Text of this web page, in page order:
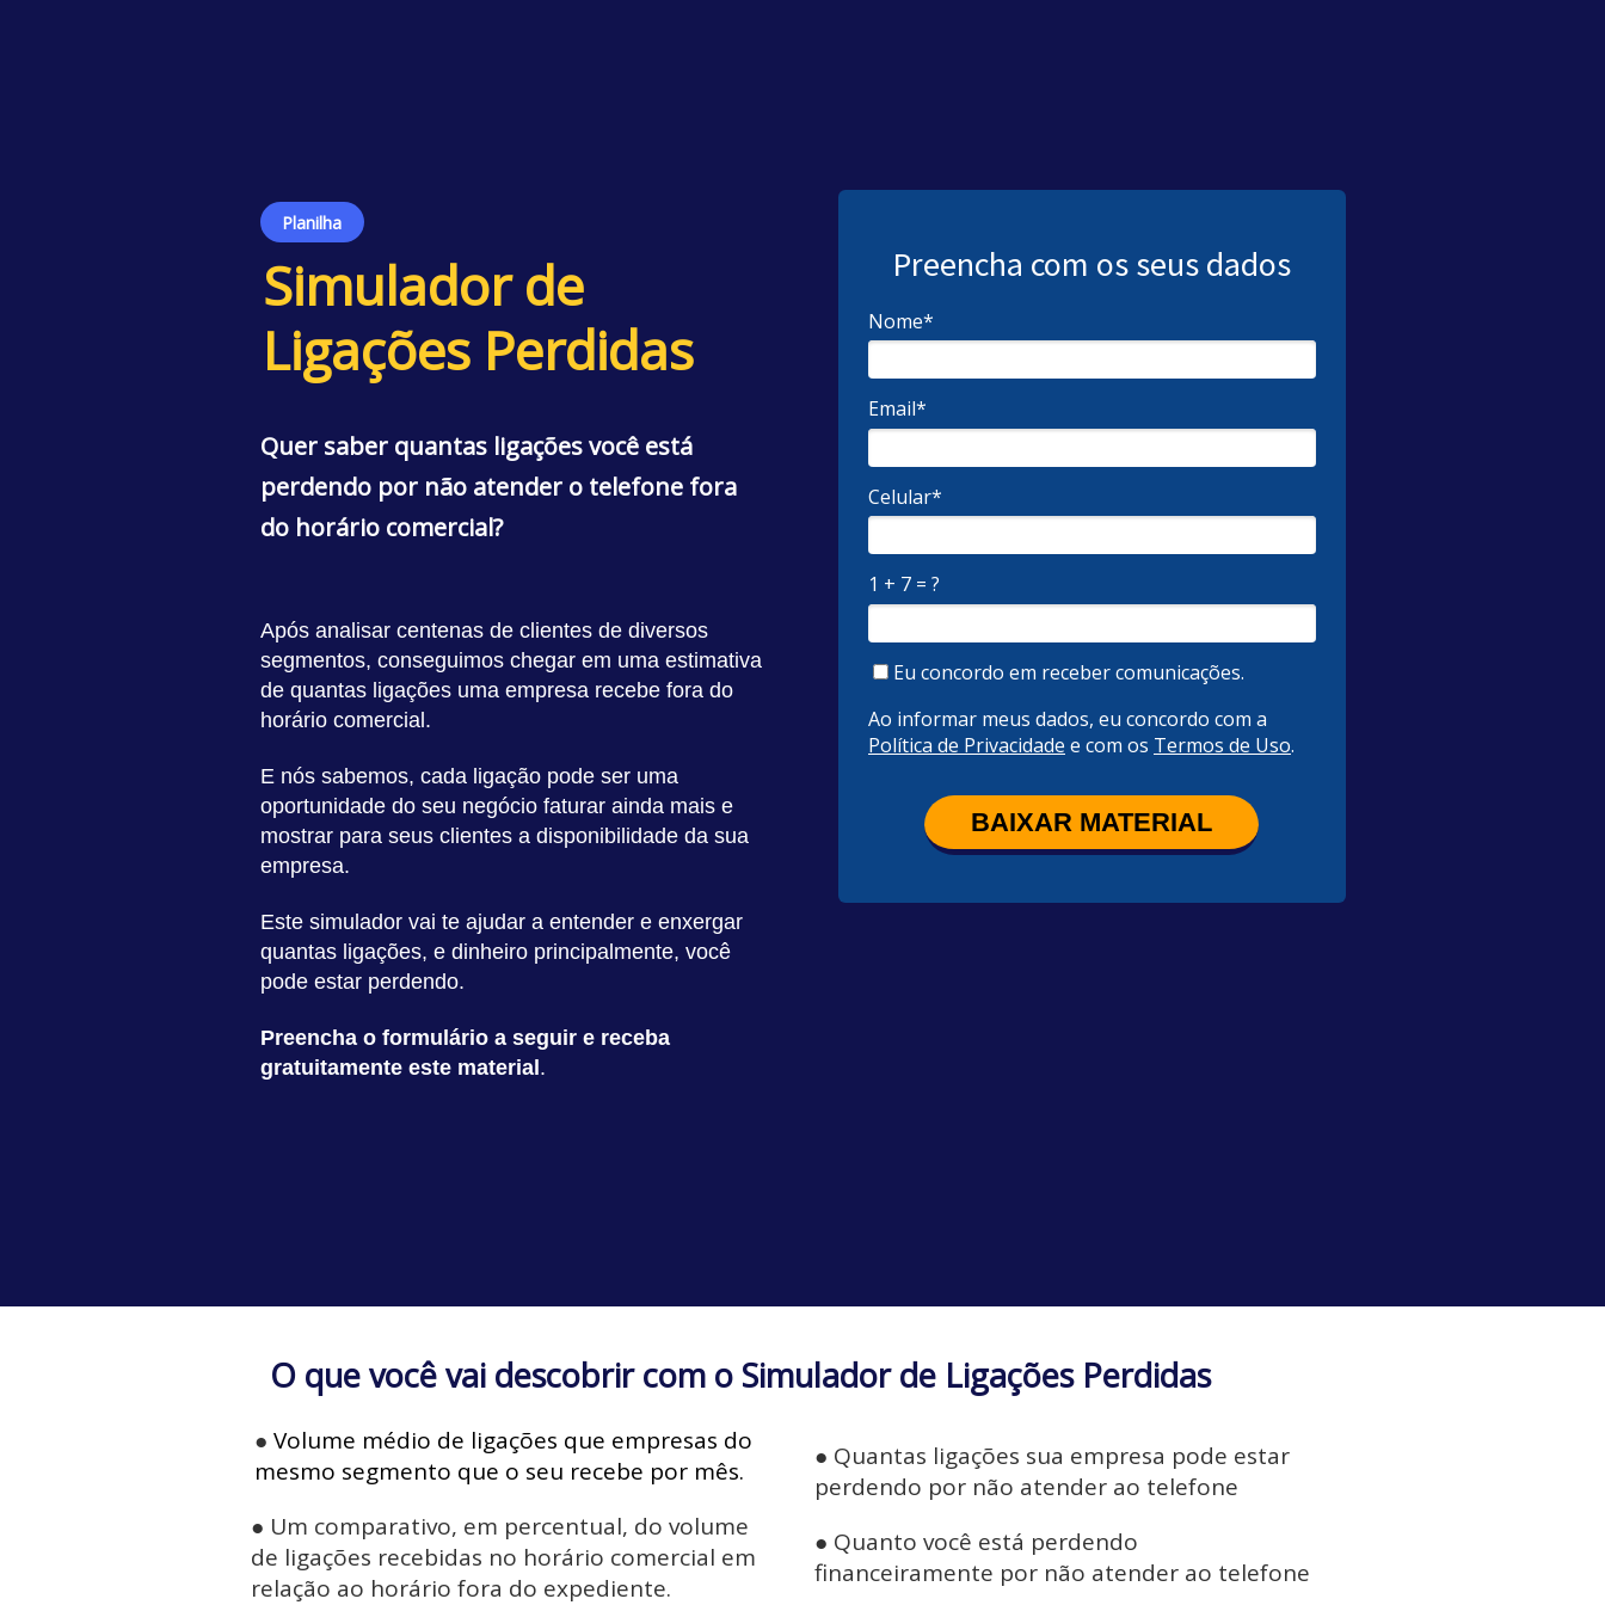
Planilha
Simulador de
Ligações Perdidas
Quer saber quantas ligações você está
perdendo por não atender o telefone fora
do horário comercial?
Após analisar centenas de clientes de diversos
segmentos, conseguimos chegar em uma estimativa
de quantas ligações uma empresa recebe fora do
horário comercial.
E nós sabemos, cada ligação pode ser uma
oportunidade do seu negócio faturar ainda mais e
mostrar para seus clientes a disponibilidade da sua
empresa.
Este simulador vai te ajudar a entender e enxergar
quantas ligações, e dinheiro principalmente, você
pode estar perdendo.
Preencha o formulário a seguir e receba
gratuitamente este material .
Preencha com os seus dados
Nome*
Email*
Celular*
1 + 7 = ?
Eu concordo em receber comunicações.
Ao informar meus dados, eu concordo com a
Política de Privacidade e com os Termos de Uso.
BAIXAR MATERIAL
O que você vai descobrir com o Simulador de Ligações Perdidas
● Volume médio de ligações que empresas do
mesmo segmento que o seu recebe por mês.
● Um comparativo, em percentual, do volume
de ligações recebidas no horário comercial em
relação ao horário fora do expediente.
● Quantas ligações sua empresa pode estar
perdendo por não atender ao telefone
● Quanto você está perdendo
financeiramente por não atender ao telefone